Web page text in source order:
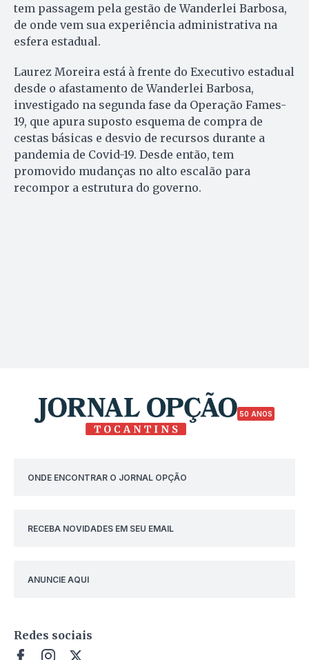
tem passagem pela gestão de Wanderlei Barbosa,
de onde vem sua experiência administrativa na
esfera estadual.
Laurez Moreira está à frente do Executivo estadual
desde o afastamento de Wanderlei Barbosa,
investigado na segunda fase da Operação Fames-
19, que apura suposto esquema de compra de
cestas básicas e desvio de recursos durante a
pandemia de Covid-19. Desde então, tem
promovido mudanças no alto escalão para
recompor a estrutura do governo.
50 ANOS
ONDE ENCONTRAR O JORNAL OPÇÃO
RECEBA NOVIDADES EM SEU EMAIL
ANUNCIE AQUI
Redes sociais